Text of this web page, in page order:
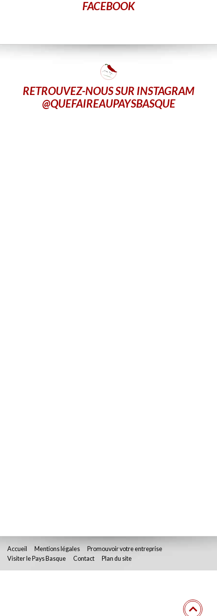
FACEBOOK
RETROUVEZ-NOUS SUR INSTAGRAM
@QUEFAIREAUPAYSBASQUE
Accueil Mentions légales
Promouvoir votre entreprise
Visiter le Pays Basque
Contact Plan du site